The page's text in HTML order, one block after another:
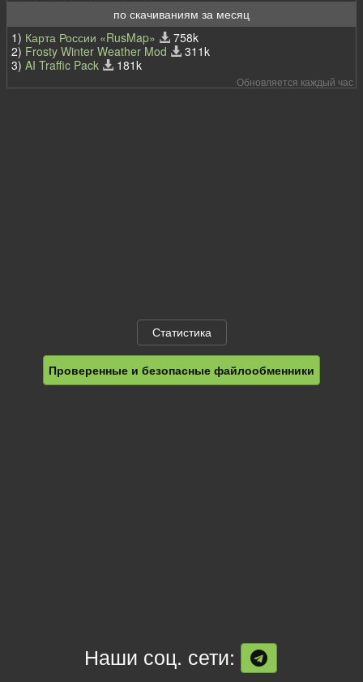
по скачиваниям за месяц
1) Карта России «RusMap»
758k
2) Frosty Winter Weather Mod
311k
3) AI Traffic Pack 181k
Обновляется каждый час
Статистика
Проверенные и безопасные файлообменники
Наши соц. сети: